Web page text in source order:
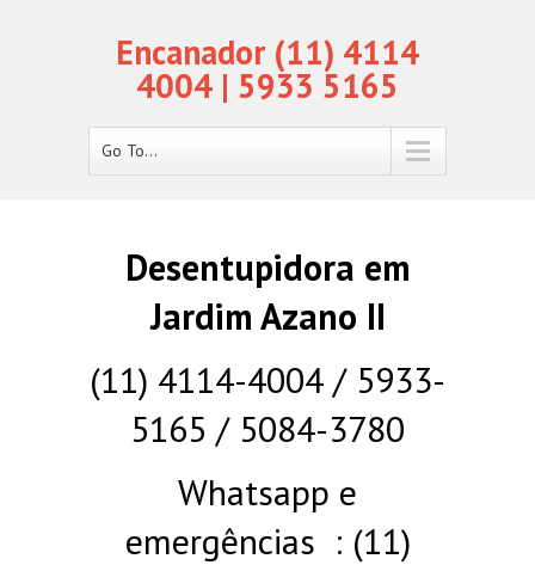
Encanador (11) 4114
4004 | 5933 5165
Go To...
Desentupidora em
Jardim Azano II
(11) 4114-4004 / 5933-
5165 / 5084-3780
Whatsapp e
emergências : (11)